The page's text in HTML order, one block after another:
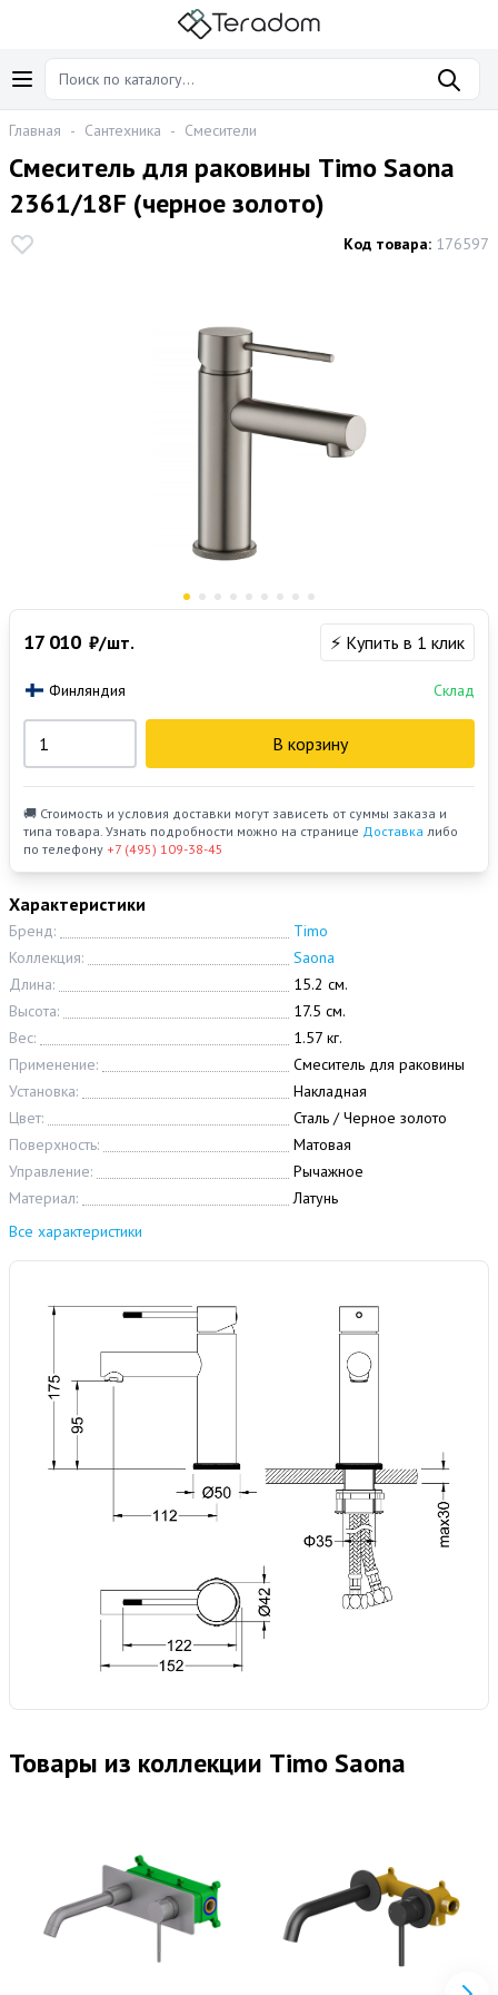
Главная - Сантехника - Смесители
Смеситель для раковины Timo Saona
2361/18F (черное золото)
Код товара: 176597
Характеристики
Бренд:
Timo
Коллекция:
Saona
Длина:
15.2 см.
Высота:
17.5 см.
Вес:
1.57 кг.
Применение:
Смеситель для раковины
Установка:
Накладная
Цвет:
Сталь / Черное золото
Поверхность:
Матовая
Управление:
Рычажное
Материал:
Латунь
Все характеристики
17 010 ₽/шт. ⚡ Купить в 1 клик
Финляндия Склад
В корзину
🚚 Стоимость и условия доставки могут зависеть от суммы заказа и
типа товара. Узнать подробности можно на странице Доставка либо
по телефону +7 (495) 109-38-45
Товары из коллекции Timo Saona